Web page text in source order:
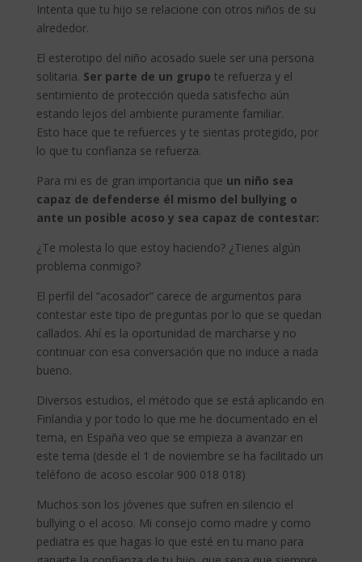
Intenta que tu hijo se relacione con otros niños de su
alrededor.
El esterotipo del niño acosado suele ser una persona
solitaria. Ser parte de un grupo te refuerza y el
sentimiento de protección queda satisfecho aún
estando lejos del ambiente puramente familiar.
Esto hace que te refuerces y te sientas protegido, por
lo que tu confianza se refuerza.
Para mi es de gran importancia que un niño sea
capaz de defenderse él mismo del bullying o
ante un posible acoso y sea capaz de contestar:
¿Te molesta lo que estoy haciendo? ¿Tienes algún
problema conmigo?
El perfil del “acosador” carece de argumentos para
contestar este tipo de preguntas por lo que se quedan
callados. Ahí es la oportunidad de marcharse y no
continuar con esa conversación que no induce a nada
bueno.
Diversos estudios, el método que se está aplicando en
Finlandia y por todo lo que me he documentado en el
tema, en España veo que se empieza a avanzar en
este tema (desde el 1 de noviembre se ha facilitado un
teléfono de acoso escolar 900 018 018)
Muchos son los jóvenes que sufren en silencio el
bullying o el acoso. Mi consejo como madre y como
pediatra es que hagas lo que esté en tu mano para